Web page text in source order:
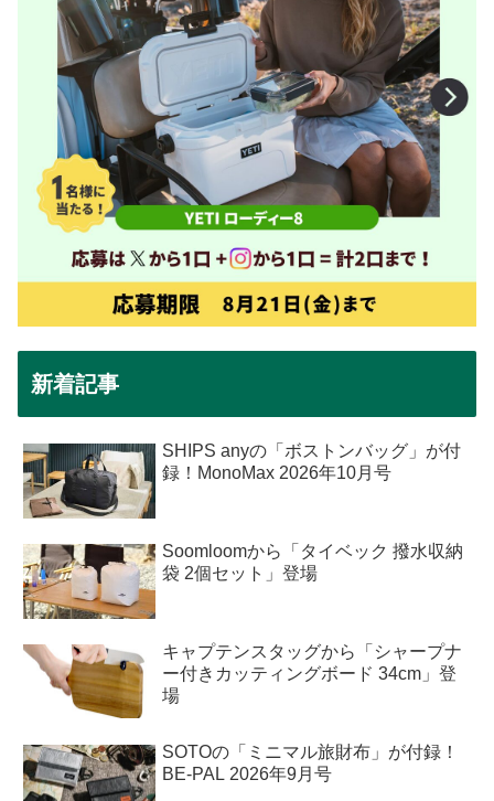
新着記事
SHIPS anyの「ボストンバッグ」が付
録！MonoMax 2026年10月号
Soomloomから「タイベック 撥水収納
袋 2個セット」登場
キャプテンスタッグから「シャープナ
ー付きカッティングボード 34cm」登
場
SOTOの「ミニマル旅財布」が付録！
BE-PAL 2026年9月号